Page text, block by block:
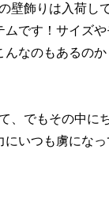
壁飾りは入荷し
です！サイズ
なのもあるのか
、でもその中に
いつも虜になっ